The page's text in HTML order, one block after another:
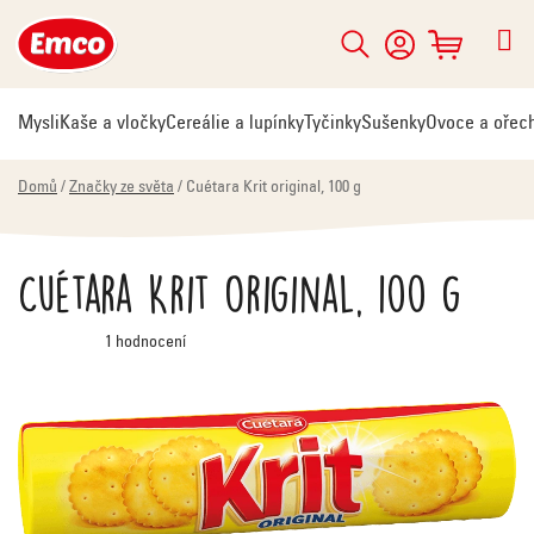
na
obsah
Hledat
NÁKUPNÍ
KOŠÍK
MysliKaše a vločkyCereálie a lupínky TyčinkySušenkyOvoce a
Domů / Značky ze světa / Cuétara Krit original, 100 g
Cuétara Krit original, 100 g
Průměrné
hodnocení
hvězdiček.
1 hodnocení